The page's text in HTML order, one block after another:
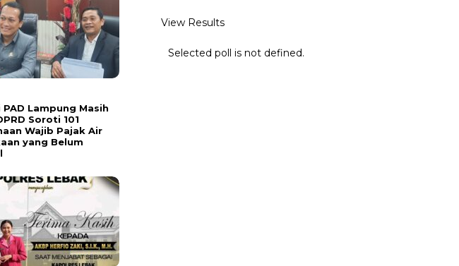
Lampung Masih
Soroti 101
Wajib Pajak Air
yang Belum
View Results
Selected poll is not defined.